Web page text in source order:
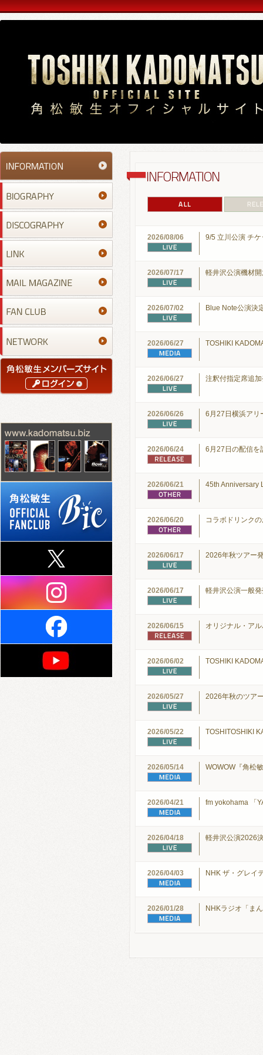
2026/08/06 9/5 立川公演 チ
2026/07/17 軽井沢公演機材
2026/07/02 Blue Note公演決
2026/06/27 TOSHIKI
2026/06/27 注釈付指定席追
2026/06/26 6月27日横浜アリ
2026/06/24 6月27日の配信を
2026/06/21 45th Anniversary
2026/06/20 コラボドリンク
2026/06/17 2026年秋ツアー
2026/06/17 軽井沢公演一般
2026/06/15 オリジナル・ア
2026/06/02 TOSHIKI
2026/05/27 2026年秋のツア
2026/05/22 TOSHITOSHIKI
2026/05/14 WOWOW『角松
2026/04/21 fm yokohama 「
2026/04/18 軽井沢公演2026
2026/04/03 NHK ザ・グレイ
2026/01/28 NHKラジオ「ま